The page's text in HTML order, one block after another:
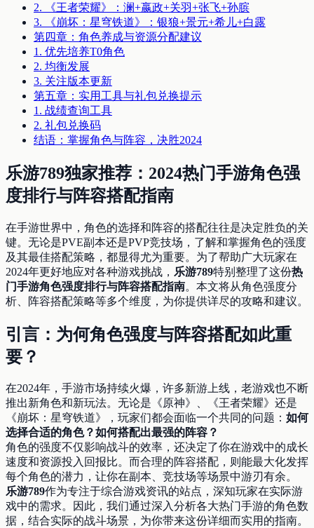
2. 《王者荣耀》：澜+嬴政+关羽+张飞+孙膑
3. 《崩坏：星穹铁道》：银狼+景元+希儿+白露
第四章：角色养成与资源分配建议
1. 优先培养T0角色
2. 均衡发展
3. 关注版本更新
第五章：实用工具与礼包兑换提示
1. 战绩查询工具
2. 礼包兑换码
结语：掌握角色与阵容，决胜2024
乐游789独家推荐：2024热门手游角色强
度排行与阵容搭配指南
在手游世界中，角色的选择和阵容的搭配往往是决定胜负的关
键。无论是PVE副本还是PVP竞技场，了解和掌握角色的强度
及其最佳搭配策略，都显得尤为重要。为了帮助广大玩家在
2024年更好地应对各种游戏挑战， 乐游789特别整理了这份热
门手游角色强度排行与阵容搭配指南。本文将从角色强度分
析、阵容搭配策略等多个维度，为你提供详尽的攻略和建议。
引言：为何角色强度与阵容搭配如此重
要？
在2024年，手游市场持续火爆，许多新游上线，老游戏也不断
推出新角色和新玩法。无论是《原神》、《王者荣耀》还是
《崩坏：星穹铁道》，玩家们都会面临一个共同的问题： 如何
选择合适的角色？如何搭配出最强的阵容？
角色的强度不仅影响战斗的效率，还决定了你在游戏中的成长
速度和资源投入回报比。而合理的阵容搭配，则能最大化发挥
每个角色的潜力，让你在副本、竞技场等场景中游刃有余。
乐游789作为专注于综合游戏资讯的站点，深知玩家在实际游
戏中的需求。因此，我们通过深入分析各大热门手游的角色数
据，结合实际的战斗场景，为你带来这份详细而实用的指南。